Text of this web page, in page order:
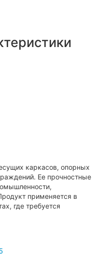
каркасов, опорных
Ее прочностные
применяется в
где требуется